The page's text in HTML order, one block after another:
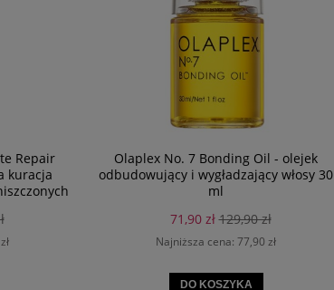
Repair
kuracja
Olaplex No. 7 Bonding Oil - olejek
odbudowujący i wygładzający włosy 30
ml
71,90 zł 129,90 zł
Najniższa cena: 77,90 zł
DO KOSZYKA